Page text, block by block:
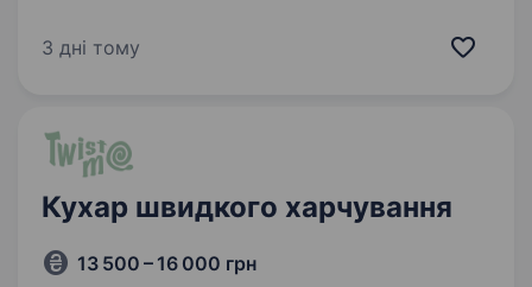
куточку Карпат — у Ворохті. Якщо ти мрієш
3 дні тому
Кухар швидкого харчування
13 500 – 16 000 грн